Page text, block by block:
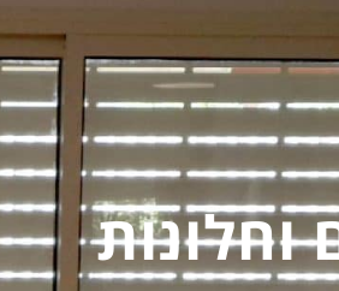
וחלונות